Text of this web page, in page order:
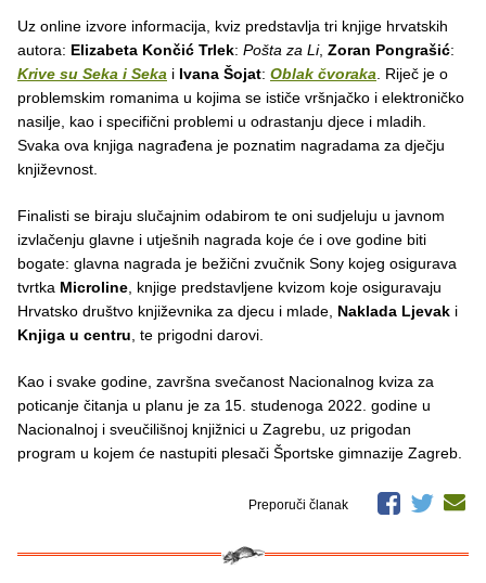
Uz online izvore informacija, kviz predstavlja tri knjige hrvatskih
autora: Elizabeta Končić Trlek: Pošta za Li, Zoran Pongrašić:
Krive su Seka i Seka i Ivana Šojat: Oblak čvoraka . Riječ je o
problemskim romanima u kojima se ističe vršnjačko i elektroničko
nasilje, kao i specifični problemi u odrastanju djece i mladih.
Svaka ova knjiga nagrađena je poznatim nagradama za dječju
književnost.
Finalisti se biraju slučajnim odabirom te oni sudjeluju u javnom
izvlačenju glavne i utješnih nagrada koje će i ove godine biti
bogate: glavna nagrada je bežični zvučnik Sony kojeg osigurava
tvrtka Microline , knjige predstavljene kvizom koje osiguravaju
Hrvatsko društvo književnika za djecu i mlade, Naklada Ljevak i
Knjiga u centru , te prigodni darovi.
Kao i svake godine, završna svečanost Nacionalnog kviza za
poticanje čitanja u planu je za 15. studenoga 2022. godine u
Nacionalnoj i sveučilišnoj knjižnici u Zagrebu, uz prigodan
program u kojem će nastupiti plesači Športske gimnazije Zagreb.
Preporuči članak